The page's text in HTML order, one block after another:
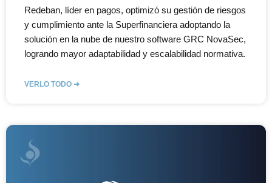
Redeban, líder en pagos, optimizó su gestión de riesgos
y cumplimiento ante la Superfinanciera adoptando la
solución en la nube de nuestro software GRC NovaSec,
logrando mayor adaptabilidad y escalabilidad normativa.
VERLO TODO ➜